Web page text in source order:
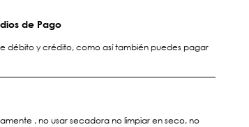
de Pago
débito y crédito, como así también puedes pagar
, no usar secadora no limpiar en seco, no